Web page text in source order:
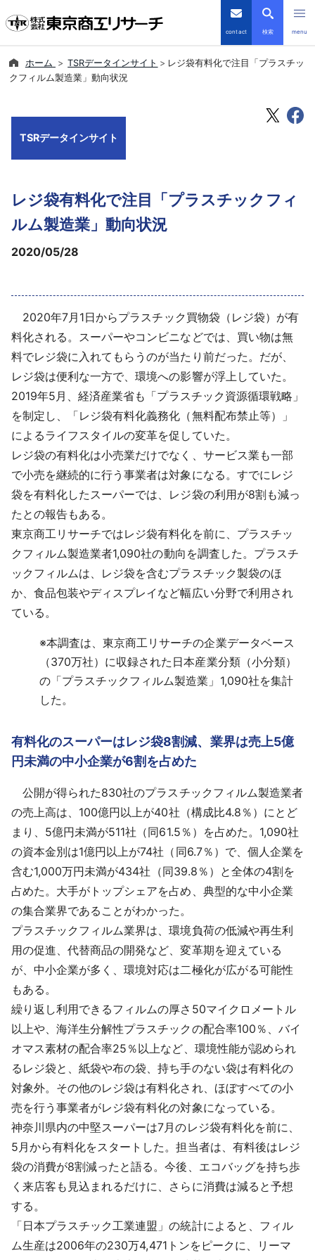
contact 検索 menu
倒産・注目企業情報
会社案内
導入事例
採用情報
よくあるご質問
English
ホーム TSRデータインサイト
レジ袋有料化で注目「プラスチッ
クフィルム製造業」動向状況
TSRデータインサイト
レジ袋有料化で注目「プラスチックフィ
ルム製造業」動向状況
2020/05/28
2020年7月1日からプラスチック買物袋（レジ袋）が有
料化される。スーパーやコンビニなどでは、買い物は無
料でレジ袋に入れてもらうのが当たり前だった。だが、
レジ袋は便利な一方で、環境への影響が浮上していた。
2019年5月、経済産業省も「プラスチック資源循環戦略」
を制定し、「レジ袋有料化義務化（無料配布禁止等）」
によるライフスタイルの変革を促していた。
レジ袋の有料化は小売業だけでなく、サービス業も一部
で小売を継続的に行う事業者は対象になる。すでにレジ
袋を有料化したスーパーでは、レジ袋の利用が8割も減っ
たとの報告もある。
東京商工リサーチではレジ袋有料化を前に、プラスチッ
クフィルム製造業者1,090社の動向を調査した。プラスチ
ックフィルムは、レジ袋を含むプラスチック製袋のほ
か、食品包装やディスプレイなど幅広い分野で利用され
ている。
※本調査は、東京商工リサーチの企業データベース
（370万社）に収録された日本産業分類（小分類）
の「プラスチックフィルム製造業」1,090社を集計
した。
有料化のスーパーはレジ袋8割減、業界は売上5億
円未満の中小企業が6割を占めた
公開が得られた830社のプラスチックフィルム製造業者
の売上高は、100億円以上が40社（構成比4.8％）にとど
まり、5億円未満が511社（同61.5％）を占めた。1,090社
の資本金別は1億円以上が74社（同6.7％）で、個人企業を
含む1,000万円未満が434社（同39.8％）と全体の4割を
占めた。大手がトップシェアを占め、典型的な中小企業
の集合業界であることがわかった。
プラスチックフィルム業界は、環境負荷の低減や再生利
用の促進、代替商品の開発など、変革期を迎えている
が、中小企業が多く、環境対応は二極化が広がる可能性
もある。
繰り返し利用できるフィルムの厚さ50マイクロメートル
以上や、海洋生分解性プラスチックの配合率100％、バイ
オマス素材の配合率25％以上など、環境性能が認められ
るレジ袋と、紙袋や布の袋、持ち手のない袋は有料化の
対象外。その他のレジ袋は有料化され、ほぼすべての小
売を行う事業者がレジ袋有料化の対象になっている。
神奈川県内の中堅スーパーは7月のレジ袋有料化を前に、
5月から有料化をスタートした。担当者は、有料後はレジ
袋の消費が8割減ったと語る。今後、エコバッグを持ち歩
く来店客も見込まれるだけに、さらに消費は減ると予想
する。
「日本プラスチック工業連盟」の統計によると、フィル
ム生産は2006年の230万4,471トンをピークに、リーマ